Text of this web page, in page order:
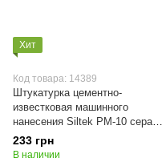
Хит
Код товара: 14389
Штукатурка цементно-
известковая машинного
нанесения Siltek РМ-10 серая,
25 кг
233 грн
В наличии